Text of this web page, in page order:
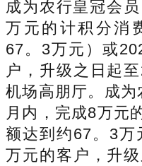
成为农行皇冠会
万元的计积分消
67。3万元）或
户，升级之日起
机场高朋厅。成
月内，完成8万元
额达到约67。3万
万元的客户，升